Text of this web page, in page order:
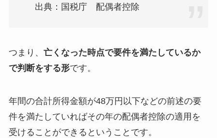
出典：国税庁 配偶者控除
つまり、 亡くなった時点で要件を満たしているか
で判断をする形です。
年間の合計所得金額が48万円以下などの前述の要
件を満たしていればその年の配偶者控除の適用を
受けることができるということです。